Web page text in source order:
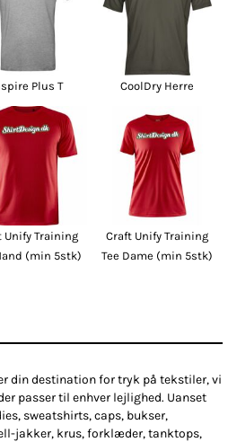
Plus T CoolDry Herre
Unify Training
(min 5stk)
Craft Unify Training
Tee Dame (min 5stk)
din destination for tryk på tekstiler, vi
passer til enhver lejlighed. Uanset
sweatshirts, caps, bukser,
jakker, krus, forklæder, tanktops,